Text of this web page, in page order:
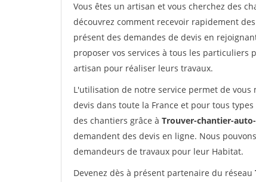
Vous êtes un artisan et vous cherchez des
découvrez comment recevoir rapidement
présent des demandes de devis en
proposer vos services à tous les
artisan pour réaliser leurs travaux.
L'utilisation de notre service permet de
devis dans toute la France et pour tous
des chantiers grâce à Trouver-chantier-
demandent des devis en ligne. Nous
demandeurs de travaux pour leur Habitat.
Devenez dès à présent partenaire du réseau